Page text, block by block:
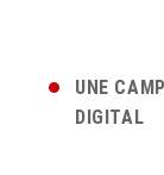
UNE
DIGITAL